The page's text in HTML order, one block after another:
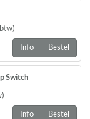
)
Info Bestel
Switch
)
Info Bestel